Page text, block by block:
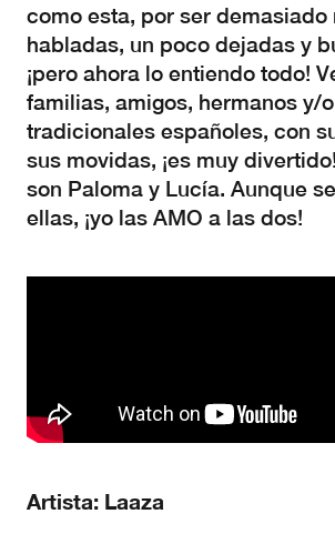
como esta, por ser demasiado
habladas, un poco dejadas y
¡pero ahora lo entiendo todo!
familias, amigos, hermanos y/
tradicionales españoles, con
sus movidas, ¡es muy
son Paloma y Lucía. Aunque
ellas, ¡yo las AMO a las dos!
Artista: Laaza